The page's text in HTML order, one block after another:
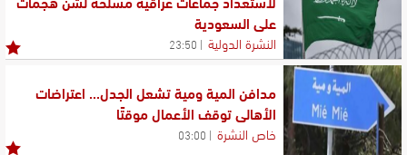
على السعودية
النشرة الدولية 23:50
مدافن المية ومية تشعل الجدل... اعتراضات
الأهالي توقف الأعمال موقتًا
خاص النشرة 03:00